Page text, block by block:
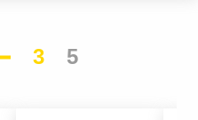
3 5